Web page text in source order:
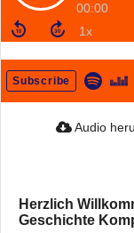
00:00
Subscribe
Audio
Herzlich
Geschichte